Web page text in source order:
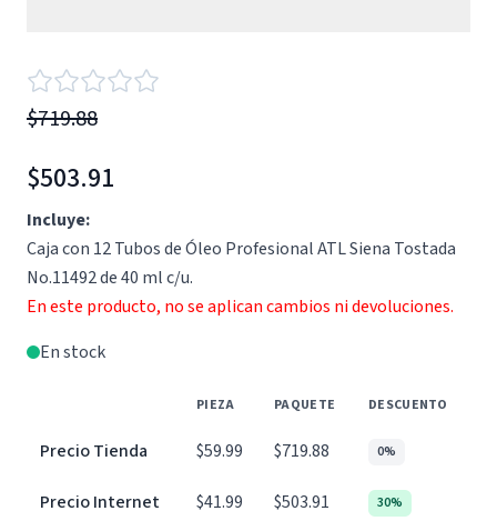
$719.88
$503.91
Incluye:
Caja con 12 Tubos de Óleo Profesional ATL Siena Tostada
No.11492 de 40 ml c/u.
En este producto, no se aplican cambios ni devoluciones.
En stock
PIEZA PAQUETE DESCUENTO
Precio Tienda $59.99 $719.88 0%
Precio Internet $41.99 $503.91 30%